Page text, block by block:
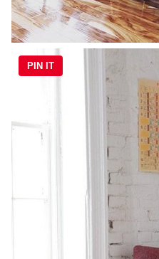
PIN IT